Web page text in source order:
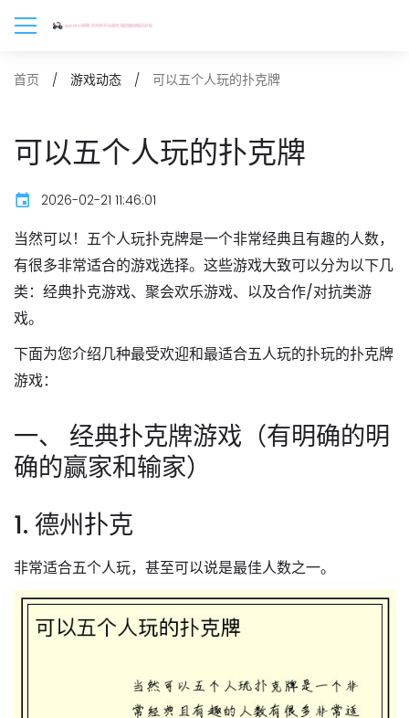
首页 游戏动态 可以五个人玩的扑克牌
可以五个人玩的扑克牌
2026-02-21 11:46:01
当然可以！五个人玩扑克牌是一个非常经典且有趣的人数，
有很多非常适合的游戏选择。这些游戏大致可以分为以下几
类： 经典扑克游戏、聚会欢乐游戏、以及合作/对抗类游
戏。
下面为您介绍几种最受欢迎和最适合五人玩的扑玩的扑克牌
游戏：
一、 经典扑克牌游戏（有明确的明
确的赢家和输家）
1. 德州扑克
非常适合五个人玩，甚至可以说是最佳人数之一。